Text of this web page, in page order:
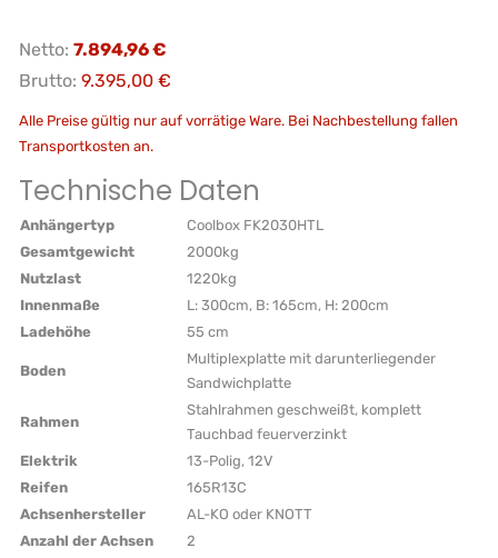
Netto: 7.894,96 €
Brutto: 9.395,00 €
Alle Preise gültig nur auf vorrätige Ware. Bei Nachbestellung fallen
Transportkosten an.
Technische Daten
Anhängertyp
Coolbox FK2030HTL
Gesamtgewicht
2000kg
Nutzlast
1220kg
Innenmaße
L: 300cm, B: 165cm, H: 200cm
Ladehöhe
55 cm
Boden
Multiplexplatte mit darunterliegender
Sandwichplatte
Rahmen
Stahlrahmen geschweißt, komplett
Tauchbad feuerverzinkt
Elektrik
13-Polig, 12V
Reifen
165R13C
Achsenhersteller
AL-KO oder KNOTT
Anzahl der Achsen
2